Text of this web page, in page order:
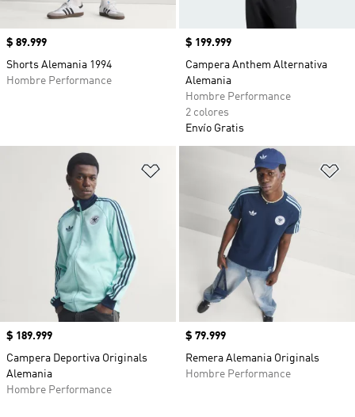
Precio
$ 89.999
Shorts Alemania 1994
Hombre Performance
Precio
$ 199.999
Campera Anthem Alternativa
Alemania
Hombre Performance
2 colores
Envío Gratis
Añadir a la lista de deseos
Precio
$ 189.999
Campera Deportiva Originals
Alemania
Hombre Performance
Precio
$ 79.999
Remera Alemania Originals
Hombre Performance